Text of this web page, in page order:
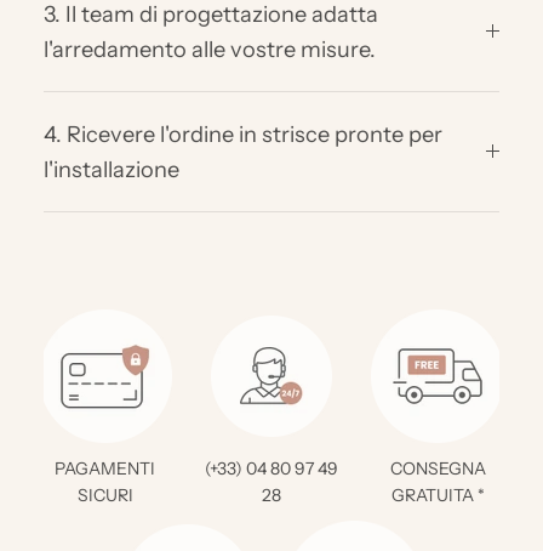
3. Il team di progettazione adatta
l'arredamento alle vostre misure.
4. Ricevere l'ordine in strisce pronte per
l'installazione
PAGAMENTI
SICURI
(+33) 04 80 97 49
28
CONSEGNA
GRATUITA *